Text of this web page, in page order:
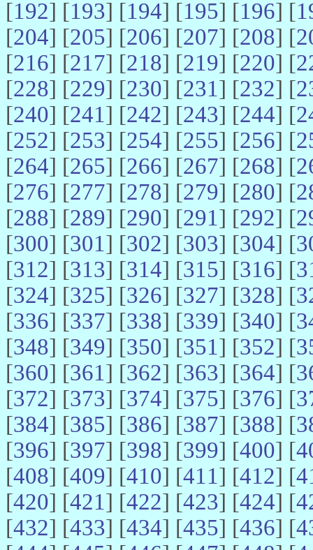
[192] [193] [194] [195] [196] [
[204] [205] [206] [207] [208] [
[216] [217] [218] [219] [220] [
[228] [229] [230] [231] [232] [
[240] [241] [242] [243] [244] [
[252] [253] [254] [255] [256] [
[264] [265] [266] [267] [268] [
[276] [277] [278] [279] [280] [
[288] [289] [290] [291] [292] [
[300] [301] [302] [303] [304] [
[312] [313] [314] [315] [316] [
[324] [325] [326] [327] [328] [
[336] [337] [338] [339] [340] [
[348] [349] [350] [351] [352] [
[360] [361] [362] [363] [364] [
[372] [373] [374] [375] [376] [
[384] [385] [386] [387] [388] [
[396] [397] [398] [399] [400] [
[408] [409] [410] [411] [412] [
[420] [421] [422] [423] [424] [
[432] [433] [434] [435] [436] [